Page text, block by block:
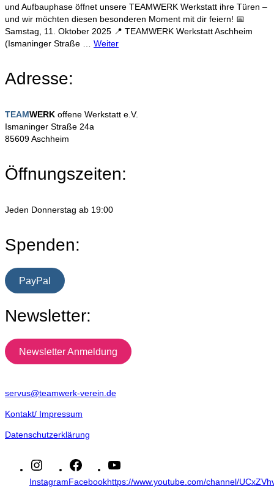
und Aufbauphase öffnet unsere TEAMWERK Werkstatt ihre Türen –
und wir möchten diesen besonderen Moment mit dir feiern! 📅
Samstag, 11. Oktober 2025 📍 TEAMWERK Werkstatt Aschheim
(Ismaninger Straße … Weiter
Adresse:
TEAMWERK offene Werkstatt e.V.
Ismaninger Straße 24a
85609 Aschheim
Öffnungszeiten:
Jeden Donnerstag ab 19:00
Spenden:
PayPal
Newsletter:
Newsletter Anmeldung
servus@teamwerk-verein.de
Kontakt/ Impressum
Datenschutzerklärung
InstagramFacebookhttps://www.youtube.com/channel/